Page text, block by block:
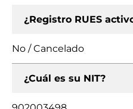
¿Registro RUES
No / Cancelado
¿Cuál es su NIT?